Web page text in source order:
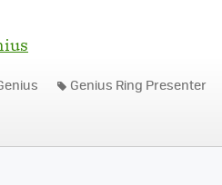
Genius Ring Presenter